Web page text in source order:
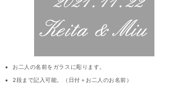
お二人の名前をガラスに彫ります。
2段まで記入可能。（日付＋お二人のお名前）